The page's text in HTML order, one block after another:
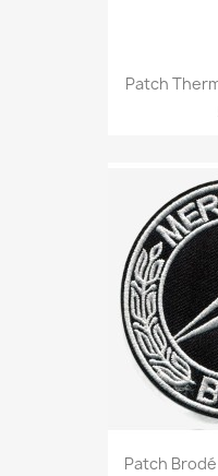
Patch
Patch